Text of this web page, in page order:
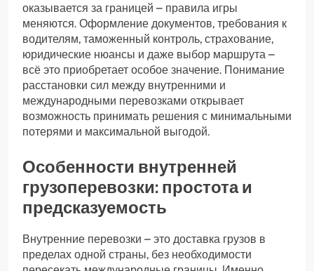
оказывается за границей – правила игры
меняются. Оформление документов, требования к
водителям, таможенный контроль, страхование,
юридические нюансы и даже выбор маршрута –
всё это приобретает особое значение. Понимание
расстановки сил между внутренними и
международными перевозками открывает
возможность принимать решения с минимальными
потерями и максимальной выгодой.
Особенности внутренней
грузоперевозки: простота и
предсказуемость
Внутренние перевозки – это доставка грузов в
пределах одной страны, без необходимости